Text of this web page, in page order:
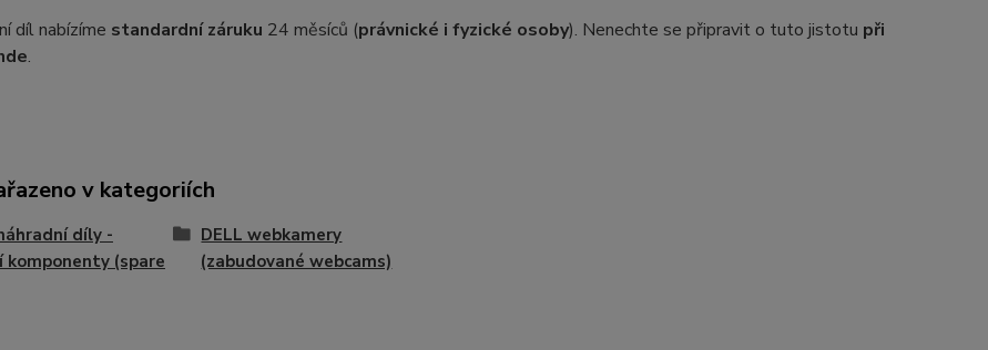
díl nabízíme standardní záruku 24 měsíců (právnické i fyzické osoby). Nenechte se připravit o tuto jistotu při
.
v kategoriích
díly -
komponenty (spare
DELL webkamery
(zabudované webcams)